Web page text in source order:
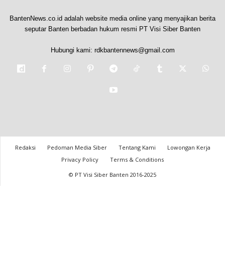
BantenNews.co.id adalah website media online yang menyajikan berita
seputar Banten berbadan hukum resmi PT Visi Siber Banten
Hubungi kami: rdkbantennews@gmail.com
Redaksi Pedoman Media Siber Tentang Kami
Lowongan Kerja
Privacy Policy
Terms & Conditions
© PT Visi Siber Banten 2016-2025